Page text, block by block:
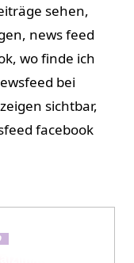
sehen,
news feed
wo finde ich
bei
sichtbar,
facebook